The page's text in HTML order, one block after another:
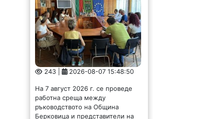
243 | 2026-08-07 15:48:50
На 7 август 2026 г. се проведе
работна среща между
ръководството на Община
Берковица и представители на